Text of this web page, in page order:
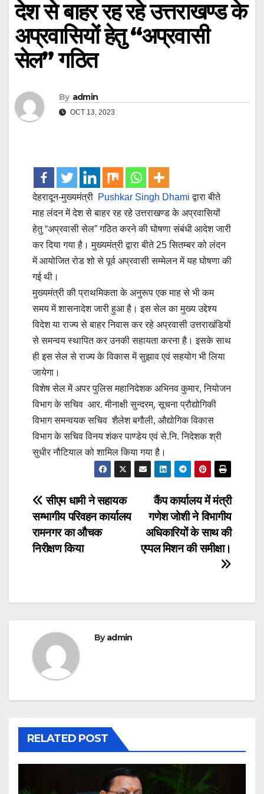
देश से बाहर रह रहे उत्तराखण्ड के
अप्रवासियों हेतु “अप्रवासी
सेल” गठित
By admin
OCT 13, 2023
देहरादून-मुख्यमंत्री Pushkar Singh Dhami द्वारा बीते
माह लंदन में देश से बाहर रह रहे उत्तराखण्ड के अप्रवासियों
हेतु “अप्रवासी सेल” गठित करने की घोषणा संबंधी आदेश जारी
कर दिया गया है। मुख्यमंत्री द्वारा बीते 25 सितम्बर को लंदन
में आयोजित रोड शो से पूर्व अप्रवासी सम्मेलन में यह घोषणा की
गई थी।
मुख्यमंत्री की प्राथमिकता के अनुरूप एक माह से भी कम
समय में शासनादेश जारी हुआ है। इस सेल का मुख्य उद्देश्य
विदेश या राज्य से बाहर निवास कर रहे अप्रवासी उत्तराखंडियों
से समन्वय स्थापित कर उनकी सहायता करना है। इसके साथ
ही इस सेल से राज्य के विकास में सुझाव एवं सहयोग भी लिया
जायेगा।
विशेष सेल में अपर पुलिस महानिदेशक अभिनव कुमार, नियोजन
विभाग के सचिव आर. मीनाक्षी सुन्दरम्, सूचना प्रौद्योगिकी
विभाग समन्वयक सचिव शैलेश बगौली, औद्योगिक विकास
विभाग के सचिव विनय शंकर पाण्डेय एवं से.नि. निदेशक श्री
सुधीर नौटियाल को शामिल किया गया है।
Post
navigation
कैंप कार्यालय में मंत्री
गणेश जोशी ने विभागीय
अधिकारियों के साथ की
एप्पल मिशन की समीक्षा।
सीएम धामी ने सहायक
सम्भागीय परिवहन कार्यालय
रामनगर का औचक
निरीक्षण किया
Byadmin
RELATED POST